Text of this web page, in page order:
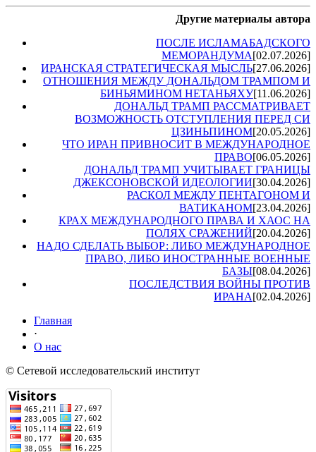
Другие материалы автора
ПОСЛЕ ИСЛАМАБАДСКОГО
МЕМОРАНДУМА[02.07.2026]
ИРАНСКАЯ СТРАТЕГИЧЕСКАЯ МЫСЛЬ[27.06.2026]
ОТНОШЕНИЯ МЕЖДУ ДОНАЛЬДОМ ТРАМПОМ И
БИНЬЯМИНОМ НЕТАНЬЯХУ[11.06.2026]
ДОНАЛЬД ТРАМП РАССМАТРИВАЕТ
ВОЗМОЖНОСТЬ ОТСТУПЛЕНИЯ ПЕРЕД СИ
ЦЗИНЬПИНОМ[20.05.2026]
ЧТО ИРАН ПРИВНОСИТ В МЕЖДУНАРОДНОЕ
ПРАВО[06.05.2026]
ДОНАЛЬД ТРАМП УЧИТЫВАЕТ ГРАНИЦЫ
ДЖЕКСОНОВСКОЙ ИДЕОЛОГИИ[30.04.2026]
РАСКОЛ МЕЖДУ ПЕНТАГОНОМ И
ВАТИКАНОМ[23.04.2026]
КРАХ МЕЖДУНАРОДНОГО ПРАВА И ХАОС НА
ПОЛЯХ СРАЖЕНИЙ[20.04.2026]
НАДО СДЕЛАТЬ ВЫБОР: ЛИБО МЕЖДУНАРОДНОЕ
ПРАВО, ЛИБО ИНОСТРАННЫЕ ВОЕННЫЕ
БАЗЫ[08.04.2026]
ПОСЛЕДСТВИЯ ВОЙНЫ ПРОТИВ
ИРАНА[02.04.2026]
Главная
⋅
О нас
© Сетевой исследовательский институт